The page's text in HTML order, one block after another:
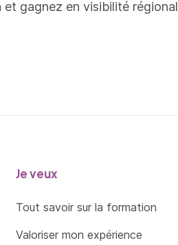
gagnez en visibilité
Je veux
Tout savoir sur la formation
Valoriser mon expérience